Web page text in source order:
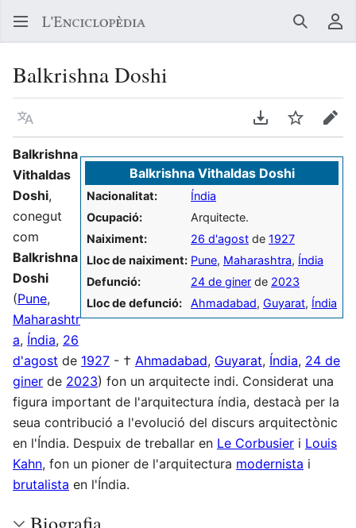
Buscar
Balkrishna Doshi
Llegir en un atre idioma Descarregar en
Vigilar
Balkrishna Vithaldas Doshi
Nacionalitat:
Índia
Ocupació:
Arquitecte.
Naiximent:
26 d'agost de 1927
Lloc de naiximent: Pune, Maharashtra, Índia
Defunció:
24 de giner de 2023
Lloc de defunció:
Ahmadabad, Guyarat, Índia
Balkrishna
Vithaldas
Doshi,
conegut
com
Balkrishna
Doshi
(Pune,
Maharashtr
a, Índia, 26
d'agost de 1927 - † Ahmadabad, Guyarat, Índia, 24 de
giner de 2023) fon un arquitecte indi. Considerat una
figura important de l'arquitectura índia, destacà per la
seua contribució a l'evolució del discurs arquitectònic
en l'Índia. Despuix de treballar en Le Corbusier i Louis
Kahn, fon un pioner de l'arquitectura modernista i
brutalista en l'Índia.